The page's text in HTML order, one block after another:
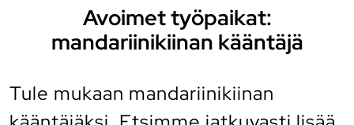
Avoimet työpaikat:
mandariinikiinan kääntäjä
Tule mukaan mandariinikiinan